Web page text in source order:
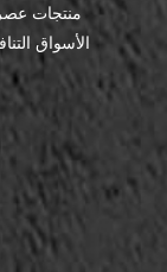
منتجات
الأسواق